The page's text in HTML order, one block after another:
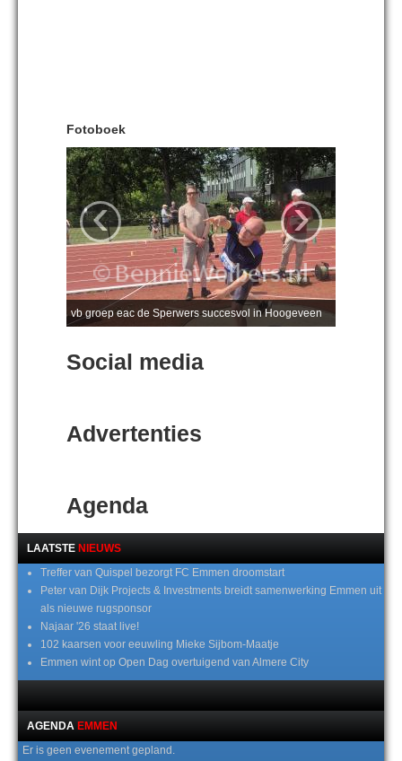
Fotoboek
vb groep eac de Sperwers succesvol in Hoogeveen
‹ ›
Social media
Advertenties
Agenda
LAATSTE NIEUWS
Treffer van Quispel bezorgt FC Emmen droomstart
Peter van Dijk Projects & Investments breidt samenwerking Emmen uit
als nieuwe rugsponsor
Najaar '26 staat live!
102 kaarsen voor eeuwling Mieke Sijbom-Maatje
Emmen wint op Open Dag overtuigend van Almere City
AGENDA EMMEN
Er is geen evenement gepland.